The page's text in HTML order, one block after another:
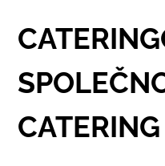
CATERING